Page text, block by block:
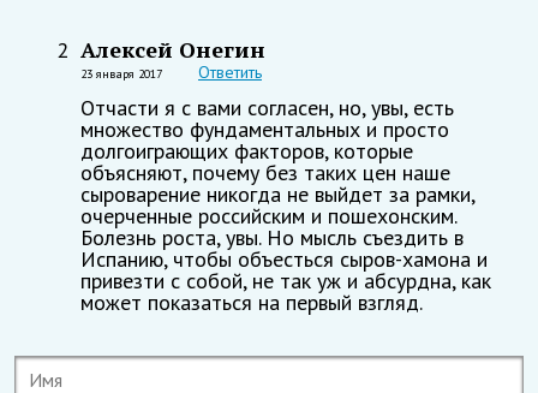
2 Алексей Онегин
23 января 2017 Ответить
Отчасти я с вами согласен, но, увы, есть
множество фундаментальных и просто
долгоиграющих факторов, которые
объясняют, почему без таких цен наше
сыроварение никогда не выйдет за рамки,
очерченные российским и пошехонским.
Болезнь роста, увы. Но мысль съездить в
Испанию, чтобы объесться сыров-хамона и
привезти с собой, не так уж и абсурдна, как
может показаться на первый взгляд.